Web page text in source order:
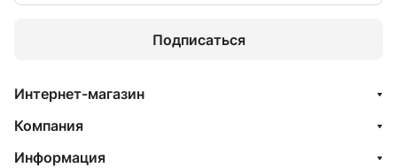
Подписаться
Интернет-магазин
Компания
Информация